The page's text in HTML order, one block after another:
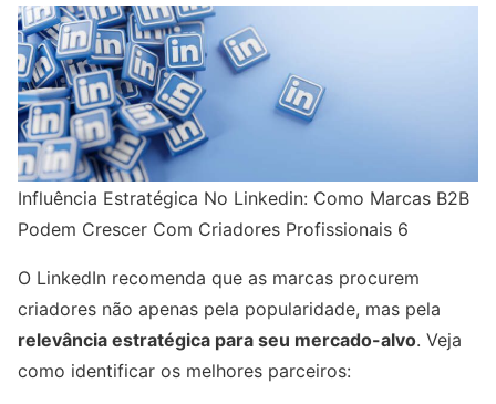
Influência Estratégica No Linkedin: Como Marcas B2B
Podem Crescer Com Criadores Profissionais 6
O LinkedIn recomenda que as marcas procurem
criadores não apenas pela popularidade, mas pela
relevância estratégica para seu mercado-alvo. Veja
como identificar os melhores parceiros: